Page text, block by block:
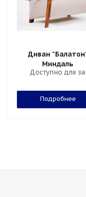
Диван
Миндаль
Доступно для
Подробнее